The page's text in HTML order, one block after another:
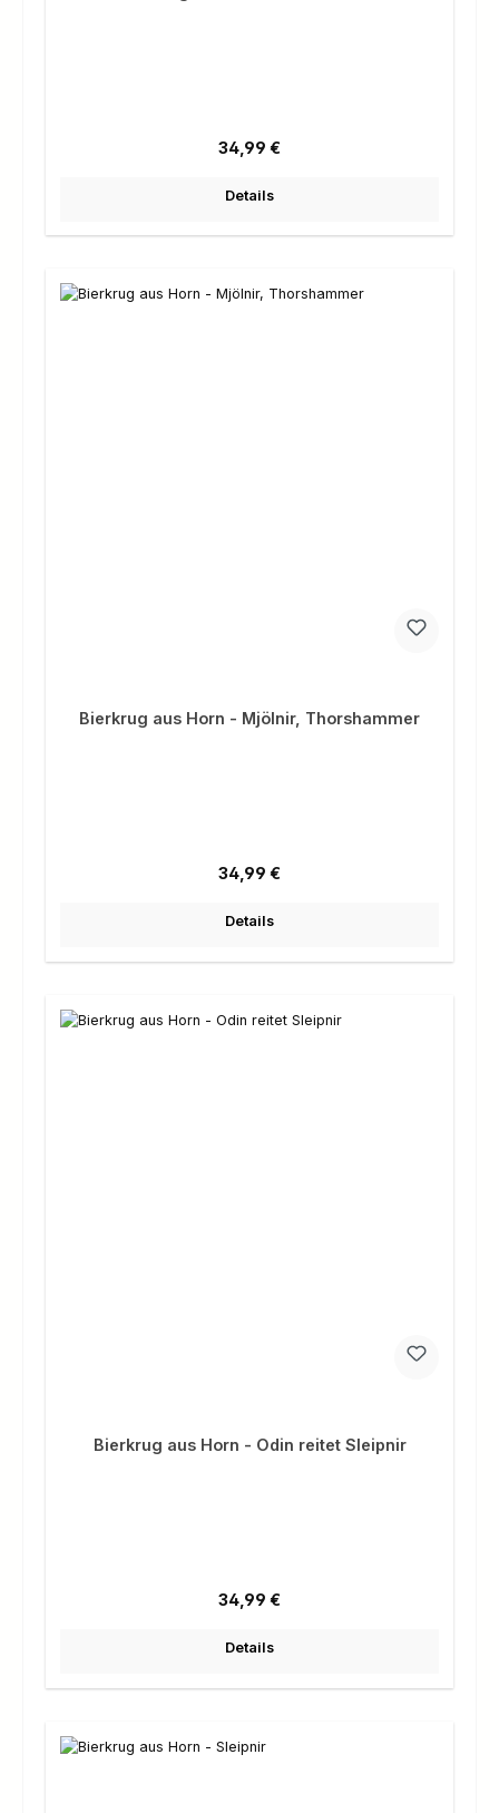
Regulärer Preis:
34,99 €
Details
Bierkrug aus Horn - Mjölnir, Thorshammer
Regulärer Preis:
34,99 €
Details
Bierkrug aus Horn - Odin reitet Sleipnir
Regulärer Preis:
34,99 €
Details